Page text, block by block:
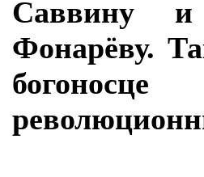
Саввину
Фонарёву.